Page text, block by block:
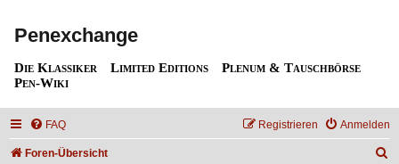
Penexchange
Die Klassiker Limited Editions
Plenum & Tauschbörse
Pen-Wiki
FAQ Anmelden
Registrieren
Foren-Übersicht